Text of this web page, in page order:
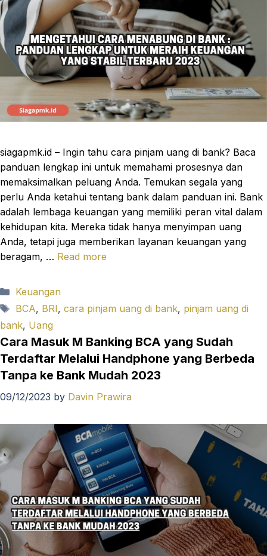
siagapmk.id – Ingin tahu cara pinjam uang di bank? Baca
panduan lengkap ini untuk memahami prosesnya dan
memaksimalkan peluang Anda. Temukan segala yang
perlu Anda ketahui tentang bank dalam panduan ini. Bank
adalah lembaga keuangan yang memiliki peran vital dalam
kehidupan kita. Mereka tidak hanya menyimpan uang
Anda, tetapi juga memberikan layanan keuangan yang
beragam, … Read more
Categories
Keuangan
Tags
BCA, BRI, cara pinjam uang di bank, pinjam uang di
bank, Uang
Cara Masuk M Banking BCA yang Sudah
Terdaftar Melalui Handphone yang Berbeda
Tanpa ke Bank Mudah 2023
09/12/2023 by Davin Prawira